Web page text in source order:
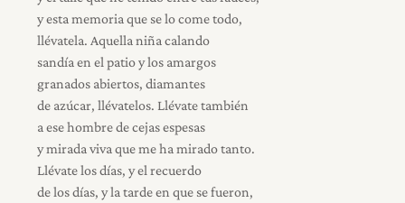
y esta memoria que se lo come todo,
llévatela. Aquella niña calando
sandía en el patio y los amargos
granados abiertos, diamantes
de azúcar, llévatelos. Llévate también
a ese hombre de cejas espesas
y mirada viva que me ha mirado tanto.
Llévate los días, y el recuerdo
de los días, y la tarde en que se fueron,